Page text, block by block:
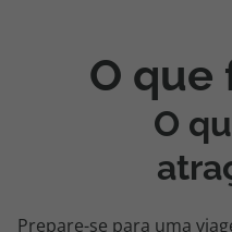
O que
O
Prepare-se para uma